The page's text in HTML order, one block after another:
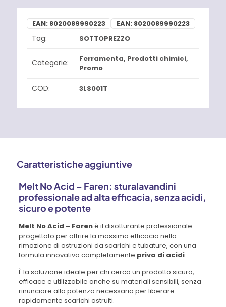
EAN: 8020089990223 EAN: 8020089990223
Tag: SOTTOPREZZO
Categorie: Ferramenta, Prodotti chimici,
Promo
COD: 3LS001T
Caratteristiche aggiuntive
Melt No Acid – Faren: sturalavandini
professionale ad alta efficacia, senza acidi,
sicuro e potente
Melt No Acid – Farenè il disotturante professionale
progettato per offrire la massima efficacia nella
rimozione di ostruzioni da scarichi e tubature, con una
formula innovativa completamente priva di acidi.
È la soluzione ideale per chi cerca un prodotto sicuro,
efficace e utilizzabile anche su materiali sensibili, senza
rinunciare alla potenza necessaria per liberare
rapidamente scarichi ostruiti.